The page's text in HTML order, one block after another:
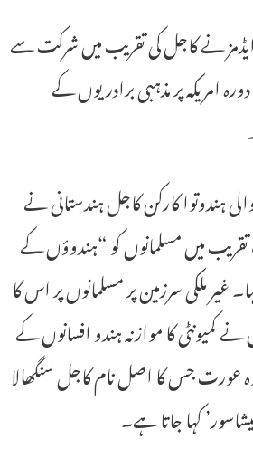
نے کاجل کی تقریب میں شرکت سے
امریکہ پر مذہبی برادریوں کے
ہندوتوا کارکن کاجل ہندستانی نے
میں مسلمانوں کو “ہندوؤں کے
ملکی سرزمین پر مسلمانوں پر اس کا
کمیونٹی کا موازنہ ہندو افسانوں کے
عورت جس کا اصل نام کاجل سنگھالا
کہا جاتا ہے۔